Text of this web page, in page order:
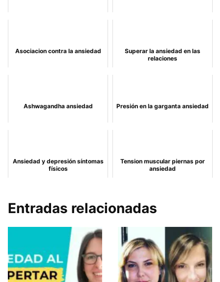
Asociacion contra la ansiedad
Superar la ansiedad en las
relaciones
Ashwagandha ansiedad Presión en la garganta ansiedad
Ansiedad y depresión síntomas
físicos
Tension muscular piernas por
ansiedad
Entradas relacionadas